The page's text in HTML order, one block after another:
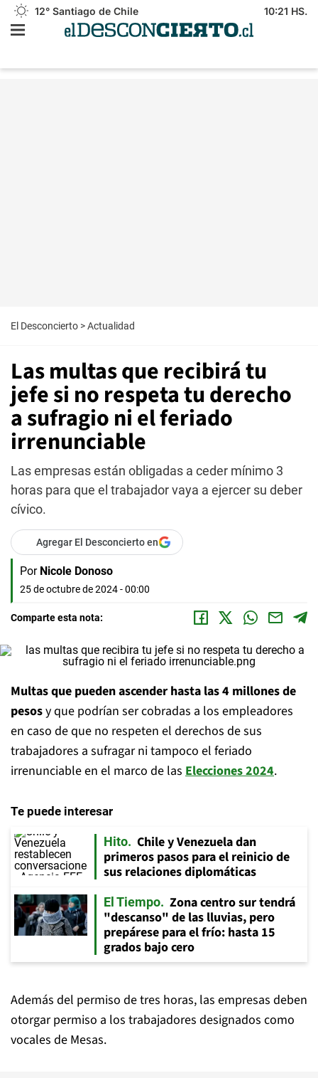
12° Santiago de Chile 10:21 HS.
El Desconcierto >Actualidad
Las multas que recibirá tu
jefe si no respeta tu derecho
a sufragio ni el feriado
irrenunciable
Las empresas están obligadas a ceder mínimo 3
horas para que el trabajador vaya a ejercer su deber
cívico.
Agregar El Desconcierto en
Por Nicole Donoso
25 de octubre de 2024 - 00:00
Comparte esta nota:
Multas que pueden ascender hasta las 4 millones de
pesosy que podrían ser cobradas a los empleadores
en caso de que no respeten el derechos de sus
trabajadores a sufragar ni tampoco el feriado
irrenunciable en el marco de las Elecciones 2024.
Te puede interesar
Hito
Chile y Venezuela dan
primeros pasos para el reinicio de
sus relaciones diplomáticas
El Tiempo
Zona centro sur tendrá
"descanso" de las lluvias, pero
prepárese para el frío: hasta 15
grados bajo cero
Además del permiso de tres horas, las empresas deben
otorgar permiso a los trabajadores designados como
vocales de Mesas.